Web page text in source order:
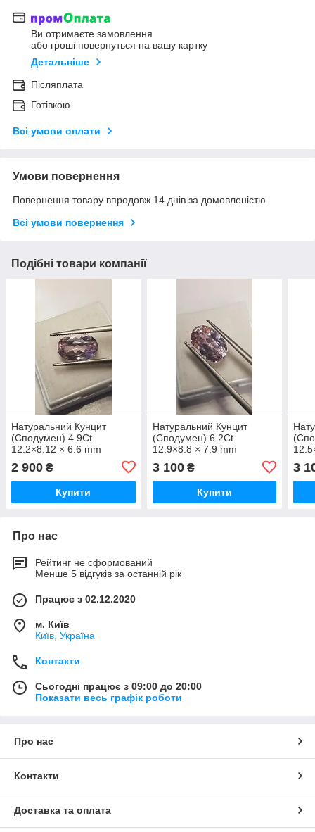
Ви отримаєте замовлення
або гроші повернуться на вашу картку
Детальніше
Післяплата
Готівкою
Всі умови оплати
Умови повернення
Повернення товару впродовж 14 днів за домовленістю
Всі умови повернення
Подібні товари компанії
Натуральний Кунцит
(Сподумен) 4.9Сt.
12.2×8.12 × 6.6 mm
2 900 ₴
Купити
Натуральний Кунцит
(Сподумен) 6.2Сt.
12.9×8.8 × 7.9 mm
3 100₴
Купити
3
Про нас
Рейтинг не сформований
Менше 5 відгуків за останній рік
Працює з 02.12.2020
м. Київ
Київ, Україна
Контакти
Сьогодні працює з 09:00 до 20:00
Показати весь графік роботи
Про нас
Контакти
Доставка та оплата